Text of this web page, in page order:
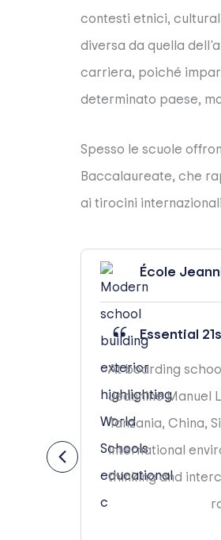
contesti etnici,
diversa da quella
carriera, poiché
determinato paese,
Spesso le scuole
Baccalaureate, che
ai tirocini
École
Essential
At boarding
Jeannine Manuel
Tanzania, China,
international
thinking and
they progress